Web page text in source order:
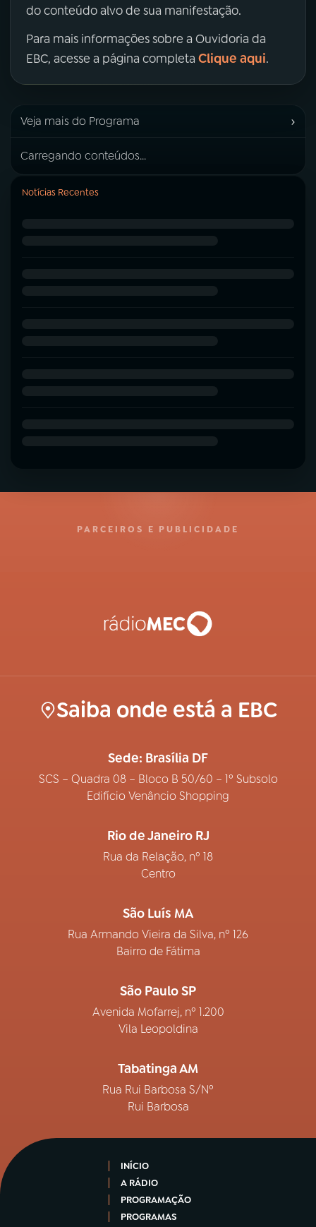
do conteúdo alvo de sua manifestação.
Para mais informações sobre a Ouvidoria da
EBC, acesse a página completa Clique aqui.
Veja mais do Programa ›
Carregando conteúdos...
Notícias Recentes
PARCEIROS E PUBLICIDADE
Saiba onde está a EBC
Sede: Brasília DF
SCS – Quadra 08 – Bloco B 50/60 – 1º Subsolo
Edifício Venâncio Shopping
Rio de Janeiro RJ
Rua da Relação, nº 18
Centro
São Luís MA
Rua Armando Vieira da Silva, nº 126
Bairro de Fátima
São Paulo SP
Avenida Mofarrej, nº 1.200
Vila Leopoldina
Tabatinga AM
Rua Rui Barbosa S/Nº
Rui Barbosa
INÍCIO
A RÁDIO
PROGRAMAÇÃO
PROGRAMAS